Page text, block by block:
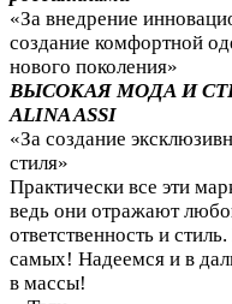
«За внедрение
создание комфортной
нового поколения»
ВЫСОКАЯ МОДА И
ALINA ASSI
«За создание
стиля»
Практически все эти
ведь они отражают
ответственность и
самых! Надеемся и в
в массы!